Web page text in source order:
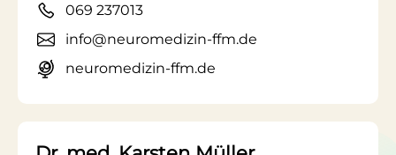
069 237013
info@neuromedizin-ffm.de
neuromedizin-ffm.de